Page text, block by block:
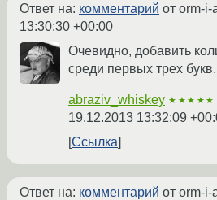
Ответ на: комментарий от orm-i-
13:30:30 +00:00
Очевидно, добавить
среди первых трех букв.
abraziv_whiskey ★★★★★
19.12.2013 13:32:09
Ссылка
Ответ на: комментарий от orm-i-